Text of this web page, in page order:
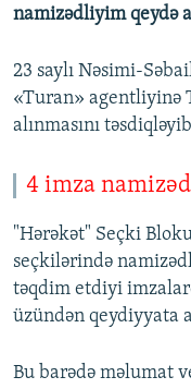
namizədliyim qeydə
23 saylı Nəsimi-
«Turan» agentliyinə
alınmasını
4 imza
"Hərəkət" Seçki
seçkilərində
təqdim etdiyi
üzündən qeydiyyata
Bu barədə məlumat